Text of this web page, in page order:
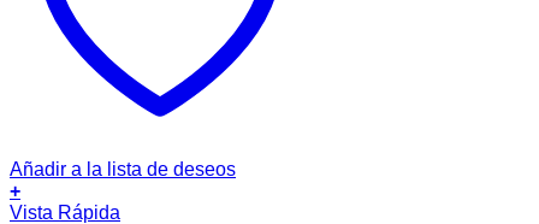
Añadir a la lista de deseos
+
Vista Rápida